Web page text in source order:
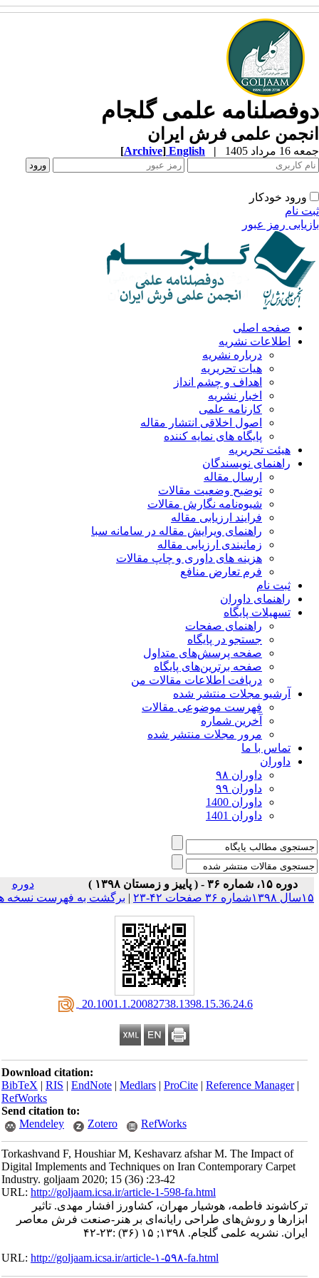
علمی گلجام
علمی فرش ایران
مرداد 1405 |
English
[Archive]
ورود خودکار
نام
رمز عبور
صفحه اصلی
اطلاعات نشریه
درباره نشریه
هیات تحریریه
اهداف و چشم انداز
اخبار نشریه
کارنامه علمی
اصول اخلاقی انتشار مقاله
پایگاه های نمایه کننده
هیئت تحریریه
راهنمای نویسندگان
ارسال مقاله
توضیح وضعیت مقالات
شیوه‌نامه نگارش مقالات
فرایند ارزیابی مقاله
راهنمای ویرایش مقاله در سامانه سبا
زمانبندی ارزیابی مقاله
هزینه های داوری و چاپ مقالات
فرم تعارض منافع
ثبت نام
راهنمای داوران
تسهیلات پایگاه
راهنمای صفحات
جستجو در پایگاه
صفحه پرسش‌های متداول
صفحه برترین‌های پایگاه
دریافت اطلاعات مقالات من
آرشیو مجلات منتشر شده
فهرست موضوعی مقالات
آخرین شماره
مرور مجلات منتشر شده
تماس با ما
داوران
داوران ۹۸
داوران ۹۹
داوران 1400
داوران 1401
دوره ۱۵، شماره ۳۶ - ( پاییز و زمستان ۱۳۹۸ )
دوره
۳۶ صفحات ۴۲-۲۳
|برگشت به فهرست نسخه ها
‎ 20.1001.1.20082738.1398.15.36.24.6
Download citation:
BibTeX|RIS|EndNote|Medlars|ProCite|Reference Manager
RefWorks
Send citation to:
Mendeley
Zotero RefWorks
Torkashvand F, Houshiar M, Keshavarz afshar M. The Impact of
Digital Implements and Techniques on Iran Contemporary Carpet
Industry. goljaam 2020; 15 (36) :23-42
URL:http://goljaam.icsa.ir/article-1-598-fa.html
ترکاشوند فاطمه، هوشیار مهران، کشاورز افشار مهدی. تاثیر
ابزارها و روش‌های طراحی رایانه‌ای بر هنر-صنعت فرش معاصر
ایران. نشریه علمی گلجام. ۱۳۹۸; ۱۵ (۳۶) :۲۳-۴۲
URL:http://goljaam.icsa.ir/article-۱-۵۹۸-fa.html